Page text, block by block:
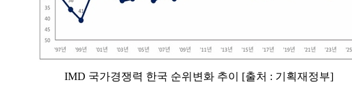
IMD 국가경쟁력 한국 순위변화 추이 [출처 : 기획재정부]